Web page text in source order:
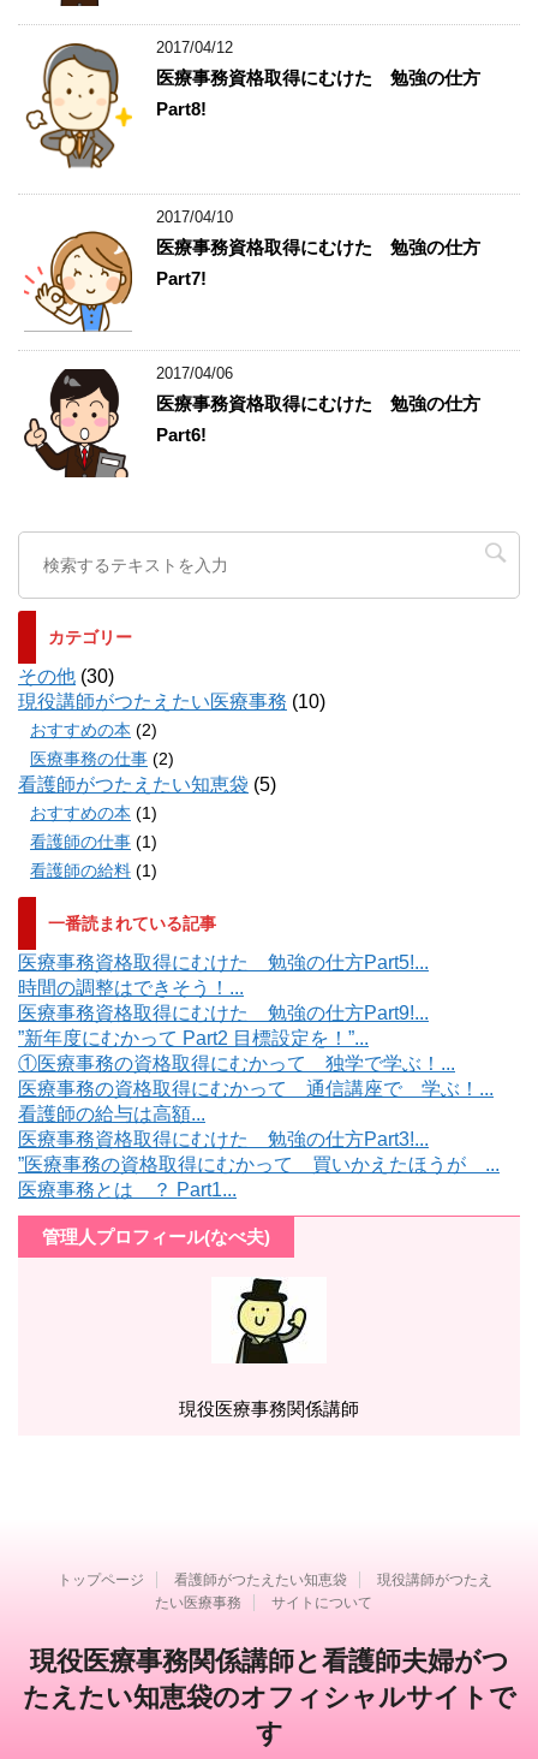
2017/04/12
医療事務資格取得にむけた 勉強の仕方
Part8!
2017/04/10
医療事務資格取得にむけた 勉強の仕方
Part7!
2017/04/06
医療事務資格取得にむけた 勉強の仕方
Part6!
カテゴリー
その他 (30)
現役講師がつたえたい医療事務 (10)
おすすめの本 (2)
医療事務の仕事 (2)
看護師がつたえたい知恵袋 (5)
おすすめの本 (1)
看護師の仕事 (1)
看護師の給料 (1)
一番読まれている記事
医療事務資格取得にむけた 勉強の仕方Part5!...
時間の調整はできそう！...
医療事務資格取得にむけた 勉強の仕方Part9!...
”新年度にむかって Part2 目標設定を！”...
①医療事務の資格取得にむかって 独学で学ぶ！...
医療事務の資格取得にむかって 通信講座で 学ぶ！...
看護師の給与は高額...
医療事務資格取得にむけた 勉強の仕方Part3!...
”医療事務の資格取得にむかって 買いかえたほうが ...
医療事務とは ？ Part1...
管理人プロフィール(なべ夫)
現役医療事務関係講師
トップページ 看護師がつたえたい知恵袋
現役講師がつたえ
たい医療事務
サイトについて
現役医療事務関係講師と看護師夫婦がつ
たえたい知恵袋のオフィシャルサイトで
す